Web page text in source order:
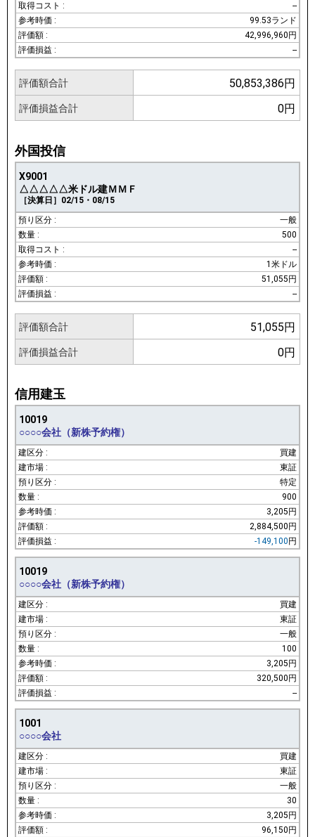
--
99.53ランド
42,996,960円
--
評価額合計 50,853,386円
評価損益合計 0円
外国投信
X9001
△△△△△米ドル建ＭＭＦ
［決算日］02/15・08/15
一般
500
--
1米ドル
51,055円
--
評価額合計 51,055円
評価損益合計 0円
信用建玉
10019
○○○○会社（新株予約権）
買建
東証
特定
900
3,205円
2,884,500円
-149,100円
10019
○○○○会社（新株予約権）
買建
東証
一般
100
3,205円
320,500円
--
1001
○○○○会社
買建
東証
一般
30
3,205円
96,150円